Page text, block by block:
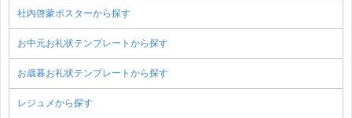
社内啓蒙ポスターから探す
お中元お礼状テンプレートから探す
お歳暮お礼状テンプレートから探す
レジュメから探す